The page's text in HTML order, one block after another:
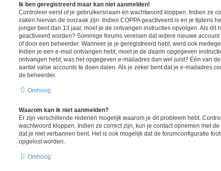
Ik ben geregistreerd maar kan niet aanmelden!
Controleer eerst of je gebruikersnaam en wachtwoord kloppen. Indien ze
zaken hiervan de oorzaak zijn. Indien COPPA geactiveerd is en je tijdens
jonger bent dan 13 jaar, moet je de ontvangen instructies opvolgen. Als dit
geactiveerd worden? Sommige forums vereisen dat iedere nieuwe
of door een beheerder. Wanneer je je geregistreerd hebt, werd ook
Indien je een e-mail ontvangen hebt, moet je de daarin opgegeven
ontvangen hebt, was het opgegeven e-mailadres dan wel juist? Één van
aantal valse accounts te doen dalen. Als je zeker bent dat je e-mailadres
de beheerder.
Omhoog
Waarom kan ik niet aanmelden?
Er zijn verschillende redenen mogelijk waarom je dit probleem hebt.
wachtwoord kloppen. Indien ze correct zijn, kun je contact opnemen met
dat je niet verbannen bent. Het is ook mogelijk dat de forumconfiguratie
opgelost worden.
Omhoog